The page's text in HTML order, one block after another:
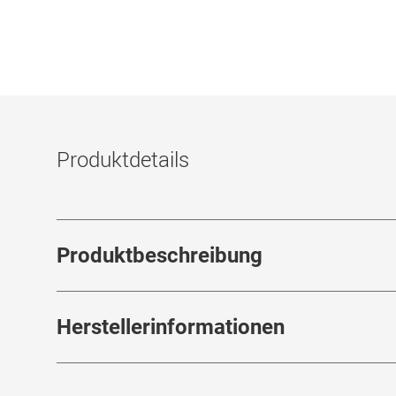
Produktdetails
Produktbeschreibung
Systane® COMPLETE - All-in-One
Herstellerinformationen